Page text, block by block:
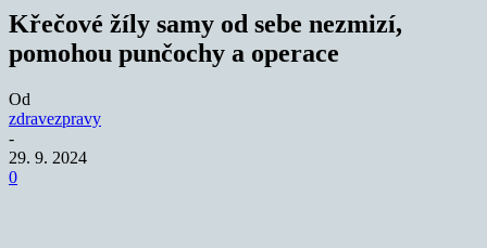
Křečové žíly samy od sebe nezmizí,
pomohou punčochy a operace
Od
zdravezpravy
-
29. 9. 2024
0